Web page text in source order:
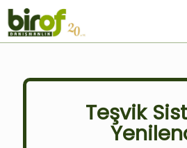
Teşvik